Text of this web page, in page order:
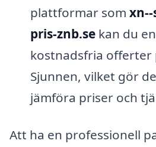
plattformar som
pris-znb.sekan du
kostnadsfria offerter
Sjunnen, vilket gör
jämföra priser och
Att ha en professionell